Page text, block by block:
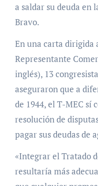
a saldar su deuda en
Bravo.
En una carta dirigida
Representante
inglés), 13
aseguraron que a
de 1944, el T-MEC sí
resolución de
pagar sus deudas de
«Integrar el Tratado
resultaría más